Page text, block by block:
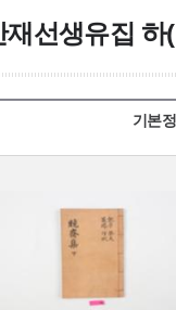
재선생유집
기본